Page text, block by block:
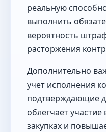
реальную
выполнить
вероятность
расторжения
Дополнительно
учет исполнения
подтверждающие
облегчает
закупках и